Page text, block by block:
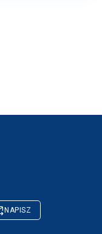
NAPISZ